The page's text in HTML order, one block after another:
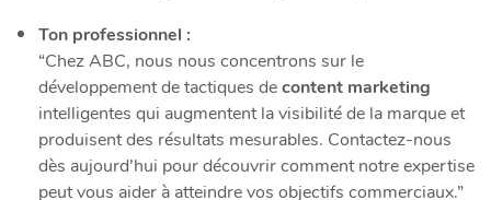
Ton professionnel :
“Chez ABC, nous nous concentrons sur le
développement de tactiques decontent marketing
intelligentes qui augmentent la visibilité de la marque et
produisent des résultats mesurables. Contactez-nous
dès aujourd’hui pour découvrir comment notre expertise
peut vous aider à atteindre vos objectifs commerciaux.”